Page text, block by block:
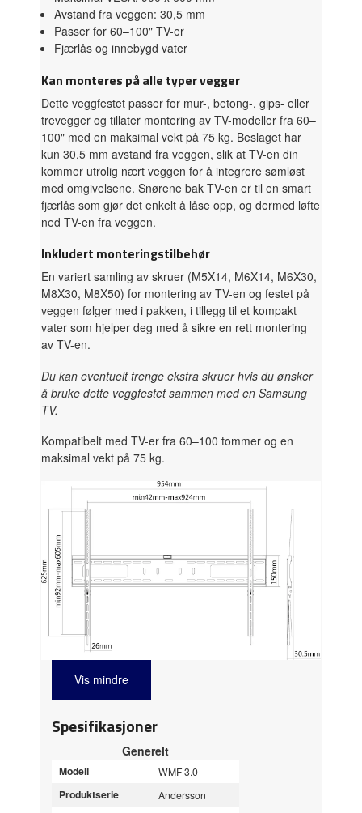
Avstand fra veggen: 30,5 mm
Passer for 60–100" TV-er
Fjærlås og innebygd vater
Kan monteres på alle typer vegger
Dette veggfestet passer for mur-, betong-, gips- eller
trevegger og tillater montering av TV-modeller fra 60–
100" med en maksimal vekt på 75 kg. Beslaget har
kun 30,5 mm avstand fra veggen, slik at TV-en din
kommer utrolig nært veggen for å integrere sømløst
med omgivelsene. Snørene bak TV-en er til en smart
fjærlås som gjør det enkelt å låse opp, og dermed løfte
ned TV-en fra veggen.
Inkludert monteringstilbehør
En variert samling av skruer (M5X14, M6X14, M6X30,
M8X30, M8X50) for montering av TV-en og festet på
veggen følger med i pakken, i tillegg til et kompakt
vater som hjelper deg med å sikre en rett montering
av TV-en.
Du kan eventuelt trenge ekstra skruer hvis du ønsker
å bruke dette veggfestet sammen med en Samsung
TV.
Kompatibelt med TV-er fra 60–100 tommer og en
maksimal vekt på 75 kg.
Vis mindre
Spesifikasjoner
Generelt
Modell WMF 3.0
Produktserie Andersson